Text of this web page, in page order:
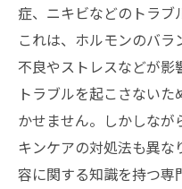
症、ニキビなどのトラブ
これは、ホルモンのバ
不良やストレスなどが影
トラブルを起こさない
かせません。しかしなが
キンケアの対処法も異な
容に関する知識を持つ専